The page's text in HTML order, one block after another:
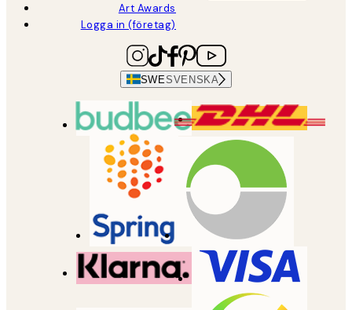
Art Awards
Logga in (företag)
SWESVENSKA